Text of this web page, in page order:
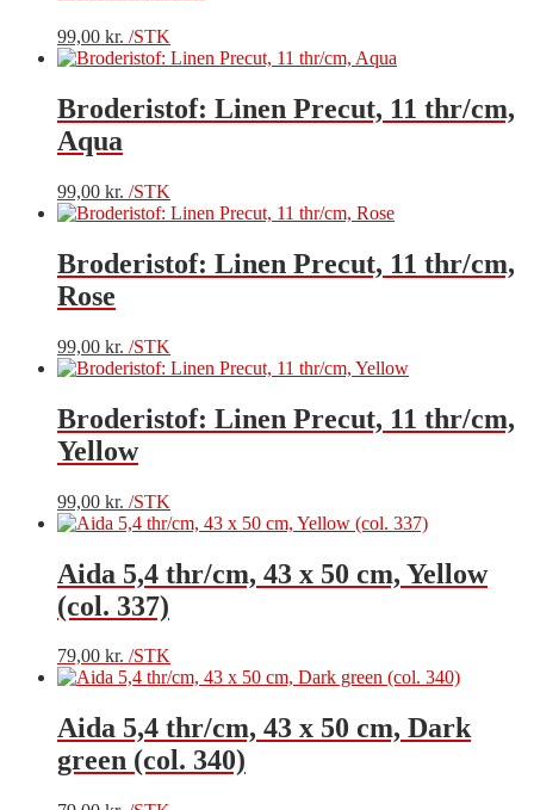
99,00 kr. /STK
Broderistof: Linen Precut, 11 thr/cm,
Aqua
99,00 kr. /STK
Broderistof: Linen Precut, 11 thr/cm,
Rose
99,00 kr. /STK
Broderistof: Linen Precut, 11 thr/cm,
Yellow
99,00 kr. /STK
Aida 5,4 thr/cm, 43 x 50 cm, Yellow
(col. 337)
79,00 kr. /STK
Aida 5,4 thr/cm, 43 x 50 cm, Dark
green (col. 340)